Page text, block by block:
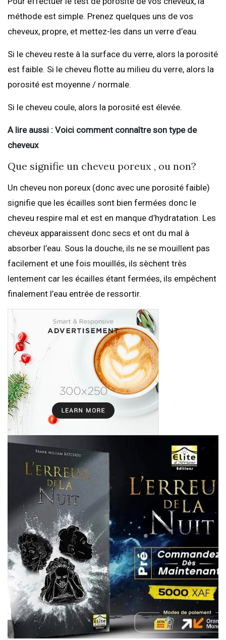
méthode est simple. Prenez quelques uns de vos
cheveux, propre, et mettez-les dans un verre d’eau.
Si le cheveu reste à la surface du verre, alors la porosité
est faible. Si le cheveu flotte au milieu du verre, alors la
porosité est moyenne / normale.
Si le cheveu coule, alors la porosité est élevée.
A lire aussi : Voici comment connaître son type de
cheveux
Que signifie un cheveu poreux , ou non?
Un cheveu non poreux (donc avec une porosité faible)
signifie que les écailles sont bien fermées donc le
cheveu respire mal et est en manque d’hydratation. Les
cheveux apparaissent donc secs et ont du mal à
absorber l’eau. Sous la douche, ils ne se mouillent pas
facilement et une fois mouillés, ils sèchent très
lentement car les écailles étant fermées, ils empêchent
finalement l’eau entrée de ressortir.